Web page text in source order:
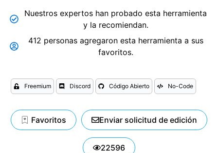
Nuestros expertos han probado esta herramienta
y la recomiendan.
412 personas agregaron esta herramienta a sus
favoritos.
Freemium Discord Código Abierto No-Code
Favoritos Enviar solicitud de edición
22596